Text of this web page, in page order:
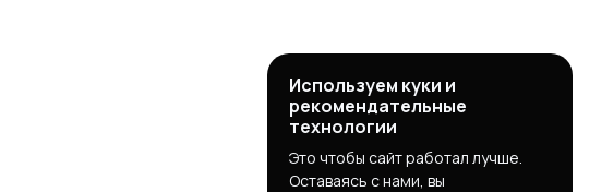
Используем куки и
рекомендательные
технологии
Это чтобы сайт работал лучше.
Оставаясь с нами, вы